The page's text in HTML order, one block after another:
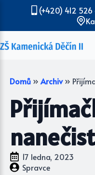
(+420) 412 526
Domů » Archiv »
17 ledna, 2023
Spravce